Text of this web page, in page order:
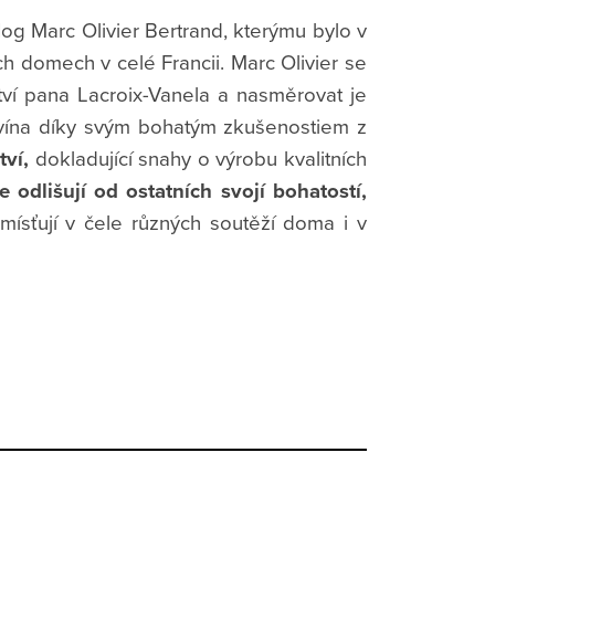
Marc Olivier Bertrand, kterýmu bylo v
domech v celé Francii. Marc Olivier se
pana Lacroix-Vanela a nasměrovat je
díky svým bohatým zkušenostiem z
dokladující snahy o výrobu kvalitních
odlišují od ostatních svojí bohatostí,
v čele různých soutěží doma i v